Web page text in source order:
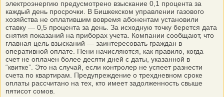
электроэнергию предусмотрено взыскание 0,1 процента за
каждый день просрочки. В Бишкекском управлении газового
хозяйства не оплатившим вовремя абонентам установили
ставку — 0,5 процента за день. За исходную точку берется дата
снятия показаний на приборах учета. Компании сообщают, что
главная цель взысканий — заинтересовать граждан в
оперативной оплате. Пени начисляются, как правило, когда
счет не оплачен более десяти дней с даты, указанной в
“квитке”. Это на случай, если контролер не успеет разнести
счета по квартирам. Предупреждение о трехдневном сроке
оплаты рассчитано на тех, кто имеет задолженность свыше
пятисот сомов.